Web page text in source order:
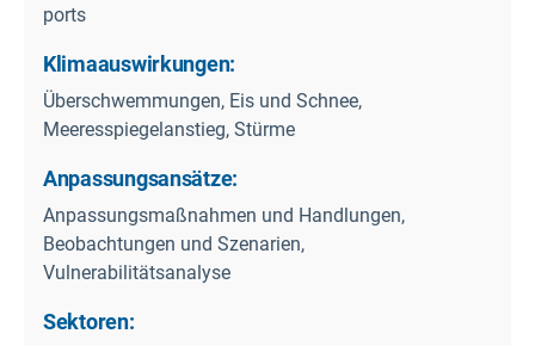
ports
Klimaauswirkungen:
Überschwemmungen, Eis und Schnee,
Meeresspiegelanstieg, Stürme
Anpassungsansätze:
Anpassungsmaßnahmen und Handlungen,
Beobachtungen und Szenarien,
Vulnerabilitätsanalyse
Sektoren: